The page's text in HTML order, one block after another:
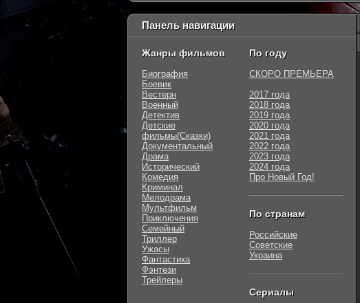
Панель навигации
Жанры фильмов
Биография
Боевик
Вестерн
Военный
Детектив
Детские
фильмы(Сказки)
Документальный
Драма
Исторический
Комедия
Криминал
Мелодрама
Мультфильм
Приключения
Семейный
Триллер
Ужасы
Фантастика
Фэнтези
Трейлеры
По году
СКОРО ПРЕМЬЕРА
2017 года
2018 года
2019 года
2020 года
2021 года
2022 года
2023 года
2024 года
Про Новый Год!
По странам
Российские
Советские
Украина
Сериалы